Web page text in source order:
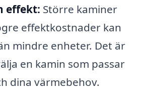
effekt: Större kaminer
effektkostnader kan
mindre enheter. Det är
en kamin som passar
dina värmebehov.